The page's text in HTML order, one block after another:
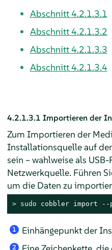
Abschnitt 4.2.1.3.1
Abschnitt 4.2.1.3.2
Abschnitt 4.2.1.3.3
Abschnitt 4.2.1.3.4
4.2.1.3.1 Importieren der
Zum Importieren der
Installationsquelle auf
sein – wahlweise als
Netzwerkquelle. Führen
um die Daten zu
> sudo cobbler import --
1 Einhängepunkt der
2